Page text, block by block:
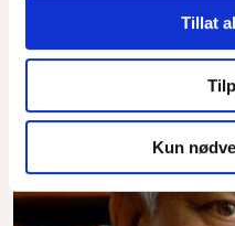
Tillat
Kun